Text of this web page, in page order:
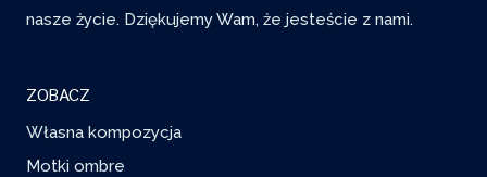
nasze życie. Dziękujemy Wam, że jesteście z nami.
ZOBACZ
Własna kompozycja
Motki ombre